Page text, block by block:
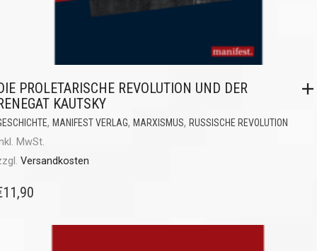
PROLETARISCHE REVOLUTION UND DER
KAUTSKY
, MANIFEST VERLAG, MARXISMUS, RUSSISCHE REVOLUTION
MwSt.
Versandkosten
11,90